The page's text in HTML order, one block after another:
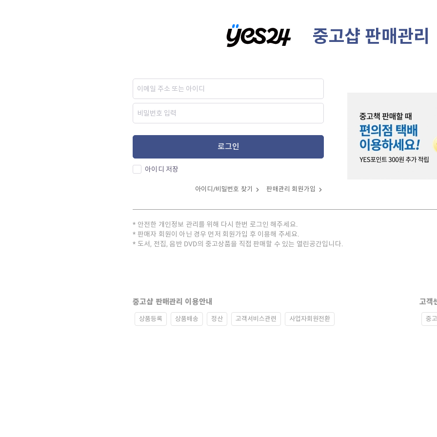
중고샵 판매관리
로그인
아이디 저장
아이디/비밀번호 찾기 판매관리 회원가입
안전한 개인정보 관리를 위해 다시 한번 로그인 해주세요.
판매자 회원이 아닌 경우 먼저 회원가입 후 이용해 주세요.
도서, 전집, 음반 DVD의 중고상품을 직접 판매할 수 있는 열린공간입니다.
중고샵 판매관리 이용안내
상품등록 상품배송 정산 고객서비스관련 사업자회원전환
고객
중